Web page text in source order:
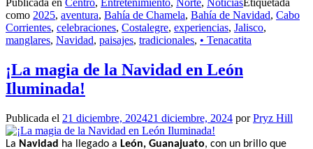
Publicada en Centro, Entretenimiento, Norte, NoticiasEtiquetada
como 2025, aventura, Bahía de Chamela, Bahía de Navidad, Cabo
Corrientes, celebraciones, Costalegre, experiencias, Jalisco,
manglares, Navidad, paisajes, tradicionales, • Tenacatita
¡La magia de la Navidad en León
Iluminada!
Publicada el 21 diciembre, 202421 diciembre, 2024 porPryz Hill
La Navidad ha llegado a León, Guanajuato, con un brillo que